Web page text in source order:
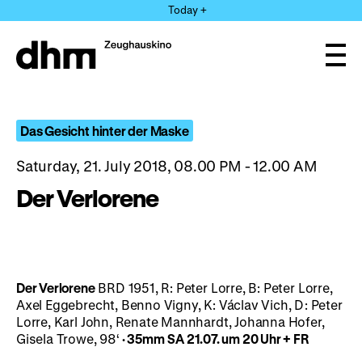
directly
the
Today +
Das Gesicht hinter der Maske
Saturday, 21. July 2018, 08.00 PM - 12.00 AM
Der Verlorene
Der VerloreneBRD 1951, R: Peter Lorre, B: Peter Lorre,
Axel Eggebrecht, Benno Vigny, K: Václav Vich, D: Peter
Lorre, Karl John, Renate Mannhardt, Johanna Hofer,
Gisela Trowe, 98‘ · 35mm SA 21.07. um 20 Uhr + FR